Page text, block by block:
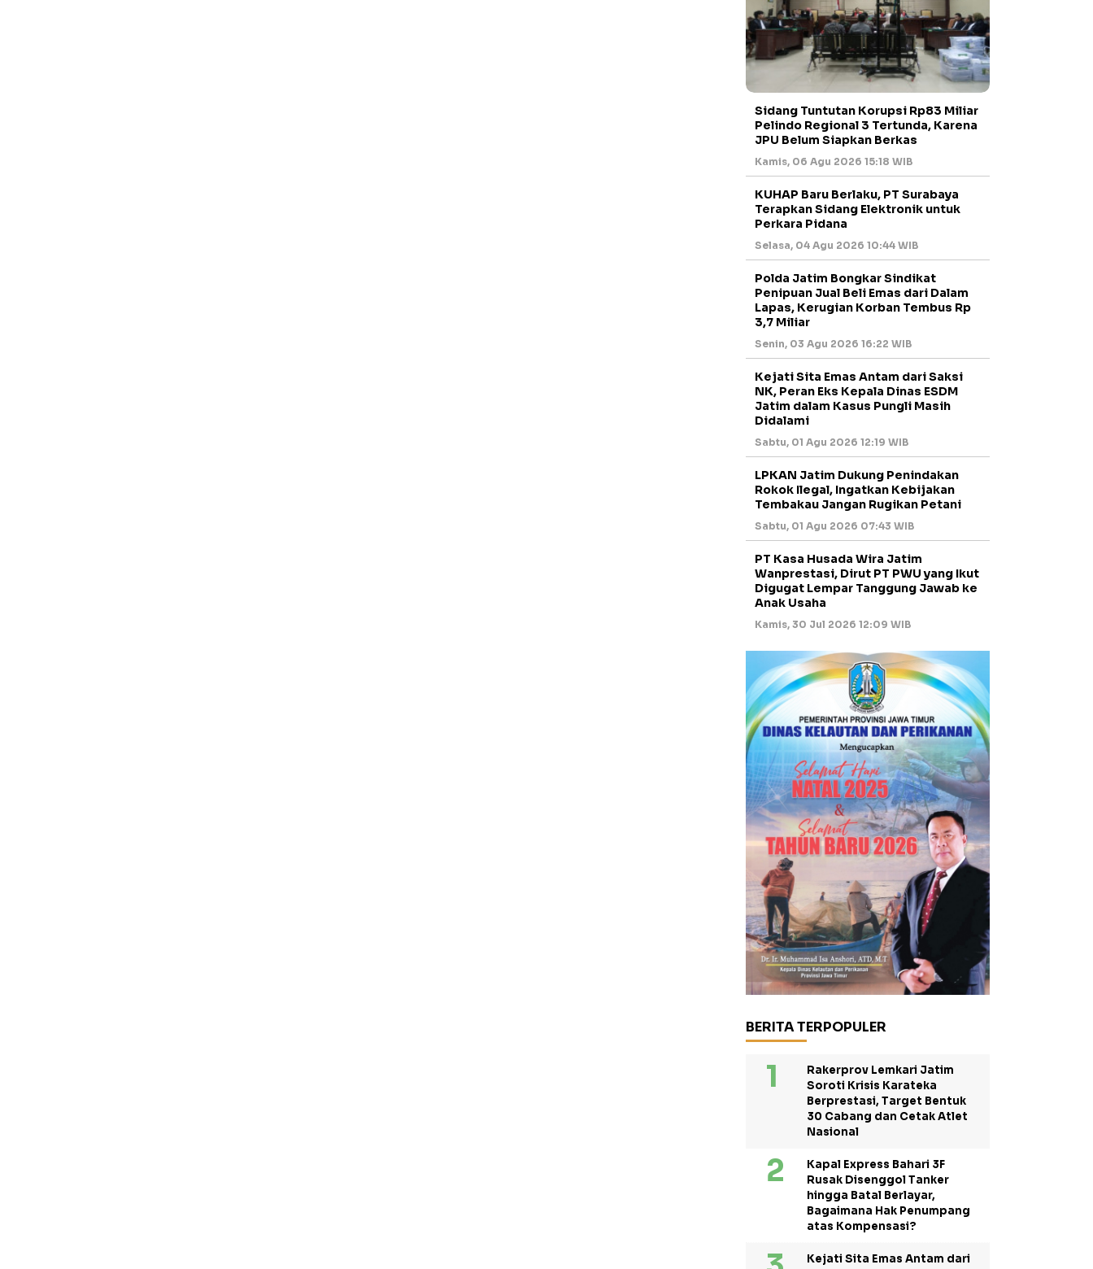
Sidang Tuntutan Korupsi Rp83 Miliar
Pelindo Regional 3 Tertunda, Karena
JPU Belum Siapkan Berkas
Kamis, 06 Agu 2026 15:18 WIB
KUHAP Baru Berlaku, PT Surabaya
Terapkan Sidang Elektronik untuk
Perkara Pidana
Selasa, 04 Agu 2026 10:44 WIB
Polda Jatim Bongkar Sindikat
Penipuan Jual Beli Emas dari Dalam
Lapas, Kerugian Korban Tembus Rp
3,7 Miliar
Senin, 03 Agu 2026 16:22 WIB
Kejati Sita Emas Antam dari Saksi
NK, Peran Eks Kepala Dinas ESDM
Jatim dalam Kasus Pungli Masih
Didalami
Sabtu, 01 Agu 2026 12:19 WIB
LPKAN Jatim Dukung Penindakan
Rokok Ilegal, Ingatkan Kebijakan
Tembakau Jangan Rugikan Petani
Sabtu, 01 Agu 2026 07:43 WIB
PT Kasa Husada Wira Jatim
Wanprestasi, Dirut PT PWU yang Ikut
Digugat Lempar Tanggung Jawab ke
Anak Usaha
Kamis, 30 Jul 2026 12:09 WIB
BERITA TERPOPULER
Rakerprov Lemkari Jatim
Soroti Krisis Karateka
Berprestasi, Target Bentuk
30 Cabang dan Cetak Atlet
Nasional
Kapal Express Bahari 3F
Rusak Disenggol Tanker
hingga Batal Berlayar,
Bagaimana Hak Penumpang
atas Kompensasi?
Kejati Sita Emas Antam dari